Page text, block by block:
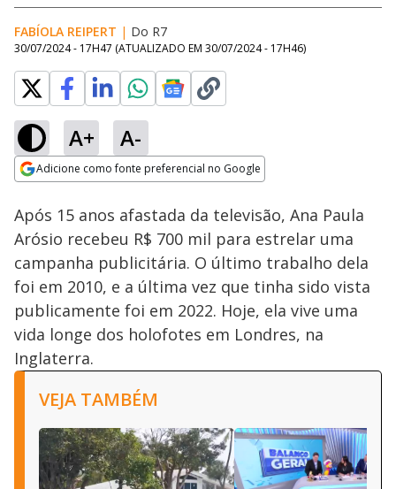
FABÍOLA REIPERT | Do R7
30/07/2024 - 17H47 (ATUALIZADO EM 30/07/2024 - 17H46)
A+ A-
Adicione como fonte preferencial no Google
Ativar
Loaded
72.34%
Após 15 anos afastada da televisão, Ana Paula
Arósio recebeu R$ 700 mil para estrelar uma
campanha publicitária. O último trabalho dela
foi em 2010, e a última vez que tinha sido vista
publicamente foi em 2022. Hoje, ela vive uma
vida longe dos holofotes em Londres, na
Inglaterra.
VEJA TAMBÉM